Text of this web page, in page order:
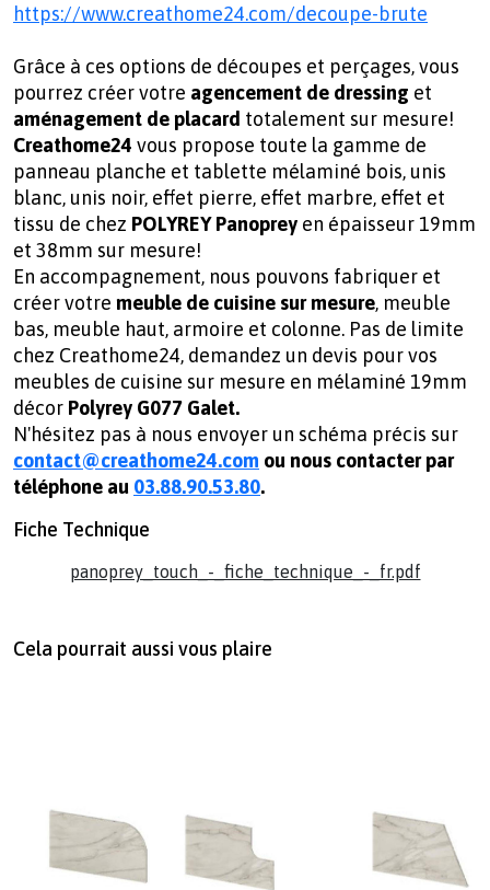
https://www.creathome24.com/decoupe-brute
Grâce à ces options de découpes et perçages, vous
pourrez créer votre agencement de dressing et
aménagement de placard totalement sur mesure!
Creathome24 vous propose toute la gamme de
panneau planche et tablette mélaminé bois, unis
blanc, unis noir, effet pierre, effet marbre, effet et
tissu de chez POLYREY Panoprey en épaisseur 19mm
et 38mm sur mesure!
En accompagnement, nous pouvons fabriquer et
créer votre meuble de cuisine sur mesure, meuble
bas, meuble haut, armoire et colonne. Pas de limite
chez Creathome24, demandez un devis pour vos
meubles de cuisine sur mesure en mélaminé 19mm
décor Polyrey G077 Galet.
N'hésitez pas à nous envoyer un schéma précis sur
contact@creathome24.com ou nous contacter par
téléphone au 03.88.90.53.80.
Fiche Technique
panoprey_touch_-_fiche_technique_-_fr.pdf
Cela pourrait aussi vous plaire